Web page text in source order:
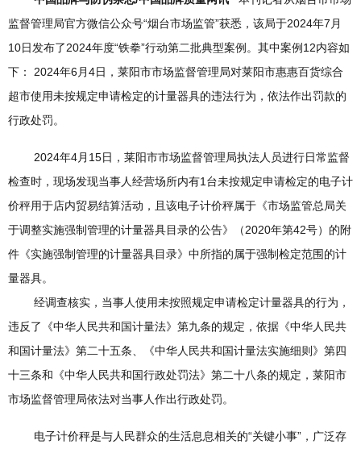
监督管理局官方微信公众号“烟台市场监管”获悉，该局于2024年7月
10日发布了2024年度“铁拳”行动第二批典型案例。其中案例12内容如
下： 2024年6月4日，莱阳市市场监督管理局对莱阳市惠惠百货综合
超市使用未按规定申请检定的计量器具的违法行为，依法作出罚款的
行政处罚。
2024年4月15日，莱阳市市场监督管理局执法人员进行日常监督
检查时，现场发现当事人经营场所内有1台未按规定申请检定的电子计
价秤用于店内贸易结算活动，且该电子计价秤属于《市场监管总局关
于调整实施强制管理的计量器具目录的公告》（2020年第42号）的附
件《实施强制管理的计量器具目录》中所指的属于强制检定范围的计
量器具。
经调查核实，当事人使用未按照规定申请检定计量器具的行为，
违反了《中华人民共和国计量法》第九条的规定，依据《中华人民共
和国计量法》第二十五条、《中华人民共和国计量法实施细则》第四
十三条和《中华人民共和国行政处罚法》第二十八条的规定，莱阳市
市场监督管理局依法对当事人作出行政处罚。
电子计价秤是与人民群众的生活息息相关的“关键小事”，广泛存